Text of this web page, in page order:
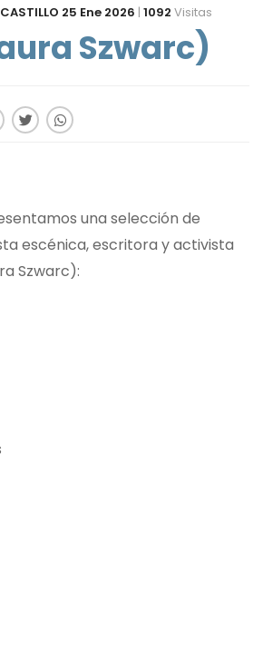
25 Ene 2026 | 1092 Visitas
Szwarc)
una selección de
escénica, escritora y activista
Szwarc):